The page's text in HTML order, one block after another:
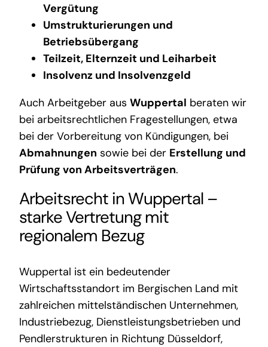
Vergütung
Umstrukturierungen und
Betriebsübergang
Teilzeit, Elternzeit und Leiharbeit
Insolvenz und Insolvenzgeld
Auch Arbeitgeber aus Wuppertal beraten wir
bei arbeitsrechtlichen Fragestellungen, etwa
bei der Vorbereitung von Kündigungen, bei
Abmahnungen sowie bei der Erstellung und
Prüfung von Arbeitsverträgen.
Arbeitsrecht in Wuppertal –
starke Vertretung mit
regionalem Bezug
Wuppertal ist ein bedeutender
Wirtschaftsstandort im Bergischen Land mit
zahlreichen mittelständischen Unternehmen,
Industriebezug, Dienstleistungsbetrieben und
Pendlerstrukturen in Richtung Düsseldorf,